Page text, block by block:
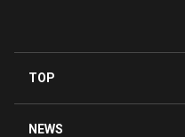
TOP
NEWS